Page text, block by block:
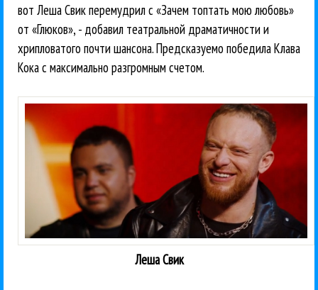
вот Леша Свик перемудрил с «Зачем топтать мою любовь»
от «Глюков», - добавил театральной драматичности и
хрипловатого почти шансона. Предсказуемо победила Клава
Кока с максимально разгромным счетом.
Леша Свик